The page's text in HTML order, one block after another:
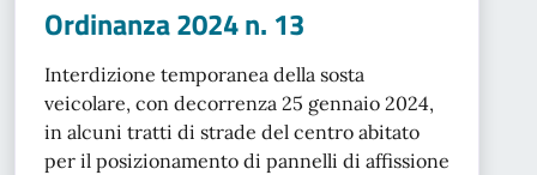
Ordinanza 2024 n. 13
Interdizione temporanea della sosta
veicolare, con decorrenza 25 gennaio 2024,
in alcuni tratti di strade del centro abitato
per il posizionamento di pannelli di affissione